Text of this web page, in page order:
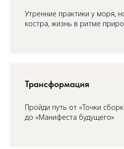
Утренние практики у моря,
костра, жизнь в ритме
Трансформация
Пройди путь от «Точки
до «Манифеста будущего»